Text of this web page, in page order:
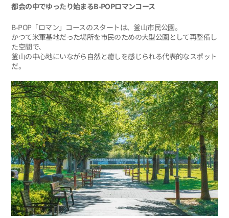
都会の中でゆったり始まるB-POPロマンコース
B-POP「ロマン」コースのスタートは、釜山市民公園。
かつて米軍基地だった場所を市民のための大型公園として再整備し
た空間で、
釜山の中心地にいながら自然と癒しを感じられる代表的なスポット
だ。